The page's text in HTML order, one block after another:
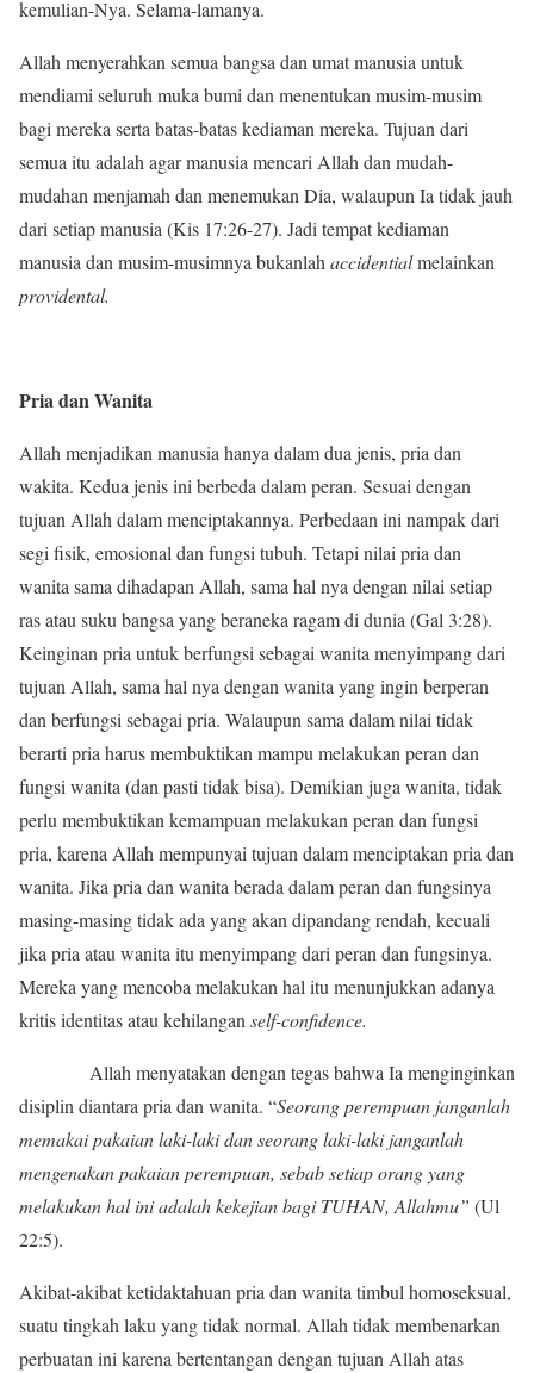
kemulian-Nya. Selama-lamanya.
Allah menyerahkan semua bangsa dan umat manusia untuk
mendiami seluruh muka bumi dan menentukan musim-musim
bagi mereka serta batas-batas kediaman mereka. Tujuan dari
semua itu adalah agar manusia mencari Allah dan mudah-
mudahan menjamah dan menemukan Dia, walaupun Ia tidak jauh
dari setiap manusia (Kis 17:26-27). Jadi tempat kediaman
manusia dan musim-musimnya bukanlah accidentialmelainkan
providental.
Pria dan Wanita
Allah menjadikan manusia hanya dalam dua jenis, pria dan
wakita. Kedua jenis ini berbeda dalam peran. Sesuai dengan
tujuan Allah dalam menciptakannya. Perbedaan ini nampak dari
segi fisik, emosional dan fungsi tubuh. Tetapi nilai pria dan
wanita sama dihadapan Allah, sama hal nya dengan nilai setiap
ras atau suku bangsa yang beraneka ragam di dunia (Gal 3:28).
Keinginan pria untuk berfungsi sebagai wanita menyimpang dari
tujuan Allah, sama hal nya dengan wanita yang ingin berperan
dan berfungsi sebagai pria. Walaupun sama dalam nilai tidak
berarti pria harus membuktikan mampu melakukan peran dan
fungsi wanita (dan pasti tidak bisa). Demikian juga wanita, tidak
perlu membuktikan kemampuan melakukan peran dan fungsi
pria, karena Allah mempunyai tujuan dalam menciptakan pria dan
wanita. Jika pria dan wanita berada dalam peran dan fungsinya
masing-masing tidak ada yang akan dipandang rendah, kecuali
jika pria atau wanita itu menyimpang dari peran dan fungsinya.
Mereka yang mencoba melakukan hal itu menunjukkan adanya
kritis identitas atau kehilangan self-confidence.
Allah menyatakan dengan tegas bahwa Ia menginginkan
disiplin diantara pria dan wanita. “Seorang perempuan janganlah
memakai pakaian laki-laki dan seorang laki-laki janganlah
mengenakan pakaian perempuan, sebab setiap orang yang
melakukan hal ini adalah kekejian bagi TUHAN, Allahmu” (Ul
22:5).
Akibat-akibat ketidaktahuan pria dan wanita timbul homoseksual,
suatu tingkah laku yang tidak normal. Allah tidak membenarkan
perbuatan ini karena bertentangan dengan tujuan Allah atas